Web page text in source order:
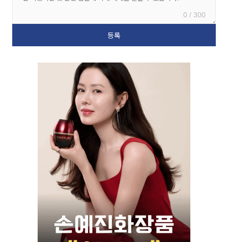
0 / 300